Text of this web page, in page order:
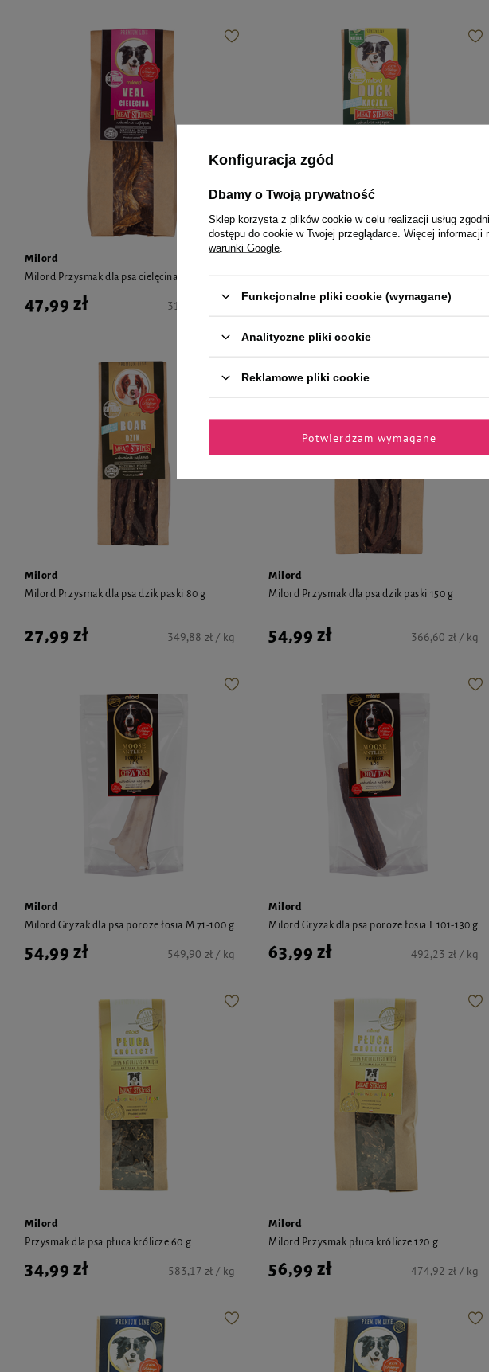
Milord
Milord Przysmak dla psa cielęcina płaty 150 g
47,99 zł 319,93 zł / kg 28,99 zł 362,38 zł / kg
Milord
Milord Przysmak dla psa dzik paski 80 g
27,99 zł 349,88 zł / kg
Milord
Milord Przysmak dla psa dzik paski 150 g
54,99 zł 366,60 zł / kg
Milord
Milord Gryzak dla psa poroże łosia M 71-100 g
54,99 zł 549,90 zł / kg
Milord
Milord Gryzak dla psa poroże łosia L 101-130 g
63,99 zł 492,23 zł / kg
Milord
Przysmak dla psa płuca królicze 60 g
34,99 zł 583,17 zł / kg
Milord
Milord Przysmak płuca królicze 120 g
56,99 zł 474,92 zł / kg
Konfiguracja zgód
Dbamy o Twoją prywatność
Sklep korzysta z plików cookie w celu realizacji usług
dostępu do cookie w Twojej przeglądarce. Więcej
warunki Google
Funkcjonalne pliki cookie (wymagane)
Analityczne pliki cookie
Reklamowe pliki cookie
Potwierdzam wymagane